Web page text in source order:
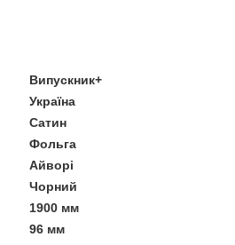
Випускник+
Україна
Сатин
Фольга
Айворі
Чорний
1900 мм
96 мм